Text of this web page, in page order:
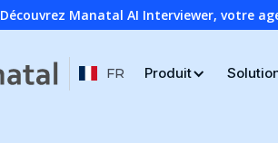
Découvrez Manatal AI Interviewer, votre
FR Produit